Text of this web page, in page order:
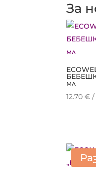
За
мл
12.70€ /